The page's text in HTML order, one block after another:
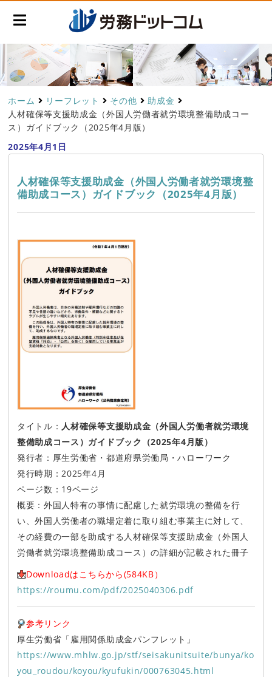
ホーム リーフレット その他
助成金
人材確保等支援助成金（外国人労働者就労環境整備助成コー
ス）ガイドブック（2025年4月版）
2025年4月1日
人材確保等支援助成金（外国人労働者就労環境整
備助成コース）ガイドブック（2025年4月版）
タイトル： 人材確保等支援助成金（外国人労働者就労環境
整備助成コース）ガイドブック（2025年4月版）
発行者：厚生労働省・都道府県労働局・ハローワーク
発行時期：2025年4月
ページ数：19ページ
概要：外国人特有の事情に配慮した就労環境の整備を行
い、外国人労働者の職場定着に取り組む事業主に対して、
その経費の一部を助成する人材確保等支援助成金（外国人
労働者就労環境整備助成コース）の詳細が記載された冊子
Downloadはこちらから(584KB）
https://roumu.com/pdf/2025040306.pdf
参考リンク
厚生労働省「雇用関係助成金パンフレット」
https://www.mhlw.go.jp/stf/seisakunitsuite/bunya/ko
you_roudou/koyou/kyufukin/000763045.html